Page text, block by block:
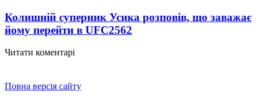
Колишній суперник Усика розповів, що заважає
йому перейти в UFC2562
Читати коментарі
Повна версія сайту